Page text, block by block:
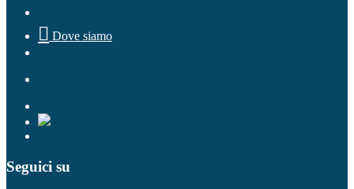
 Dove siamo
Seguici su